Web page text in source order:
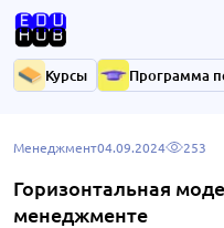
Курсы Программа
Менеджмент04.09.2024 253
Горизонтальная
менеджменте